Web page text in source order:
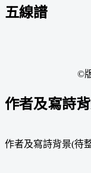
五線譜
©
作者及寫詩
作者及寫詩背景(待